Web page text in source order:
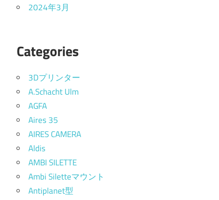
2024年3月
Categories
3Dプリンター
A.Schacht Ulm
AGFA
Aires 35
AIRES CAMERA
Aldis
AMBI SILETTE
Ambi Siletteマウント
Antiplanet型